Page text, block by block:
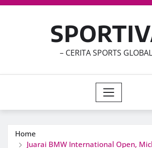
– CERITA SPORTS
Home
Juarai BMW International Open,